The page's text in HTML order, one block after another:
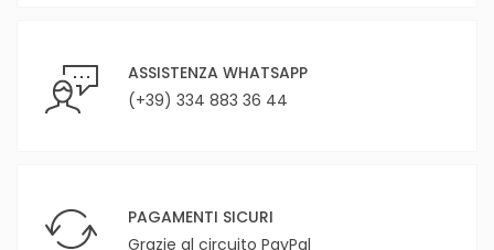
ASSISTENZA WHATSAPP
(+39) 334 883 36 44
PAGAMENTI SICURI
Grazie al circuito PayPal